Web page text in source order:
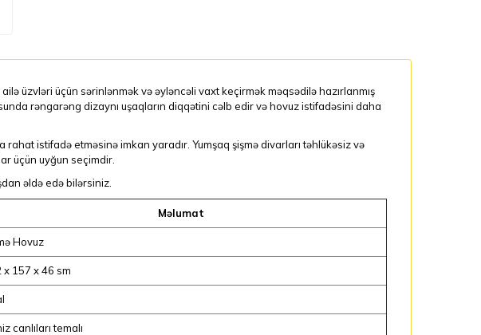
üzvləri üçün sərinlənmək və əyləncəli vaxt keçirmək məqsədilə hazırlanmış
rəngarəng dizaynı uşaqların diqqətini cəlb edir və hovuz istifadəsini daha
istifadə etməsinə imkan yaradır. Yumşaq şişmə divarları təhlükəsiz və
üçün uyğun seçimdir.
əldə edə bilərsiniz.
Məlumat
Hovuz
x 157 x 46 sm
canlıları temalı